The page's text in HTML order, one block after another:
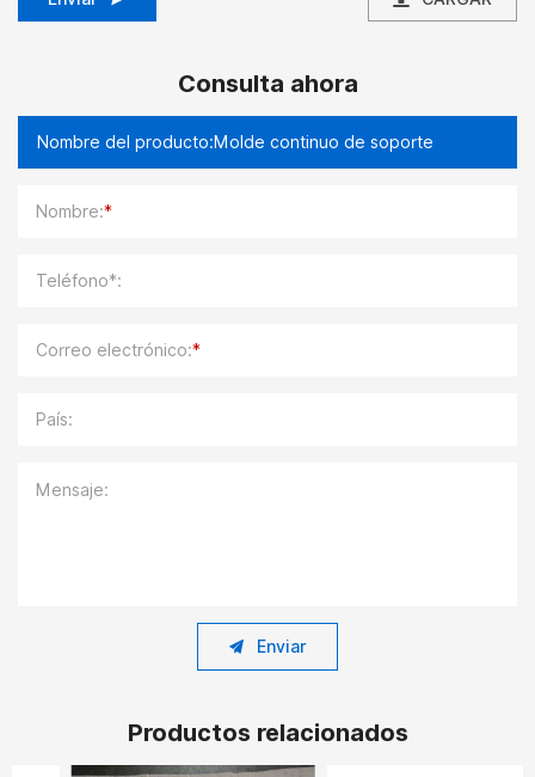
Consulta ahora
Nombre:*
Teléfono*:
Correo electrónico:*
País:
Mensaje:
Enviar
Productos relacionados